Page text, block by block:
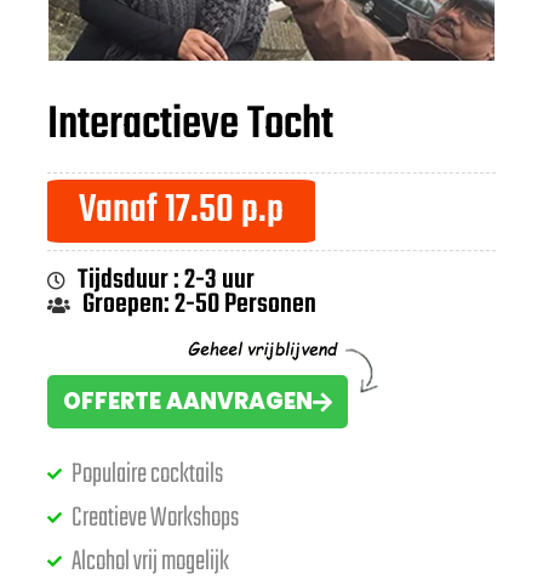
Interactieve Tocht
Vanaf 17.50 p.p
Tijdsduur : 2-3 uur
Groepen: 2-50 Personen
OFFERTE AANVRAGEN
Populaire cocktails
Creatieve Workshops
Alcohol vrij mogelijk